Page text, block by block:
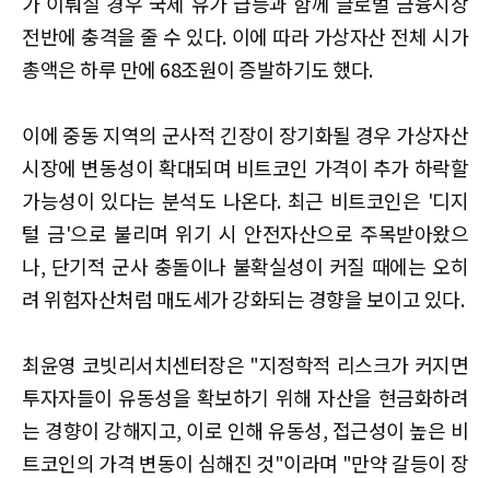
전반에 충격을 줄 수 있다. 이에 따라 가상자산 전체 시가
총액은 하루 만에 68조원이 증발하기도 했다.
이에 중동 지역의 군사적 긴장이 장기화될 경우 가상자산
시장에 변동성이 확대되며 비트코인 가격이 추가 하락할
가능성이 있다는 분석도 나온다. 최근 비트코인은 '디지
털 금'으로 불리며 위기 시 안전자산으로 주목받아왔으
나, 단기적 군사 충돌이나 불확실성이 커질 때에는 오히
려 위험자산처럼 매도세가 강화되는 경향을 보이고 있다.
최윤영 코빗리서치센터장은 "지정학적 리스크가 커지면
투자자들이 유동성을 확보하기 위해 자산을 현금화하려
는 경향이 강해지고, 이로 인해 유동성, 접근성이 높은 비
트코인의 가격 변동이 심해진 것"이라며 "만약 갈등이 장